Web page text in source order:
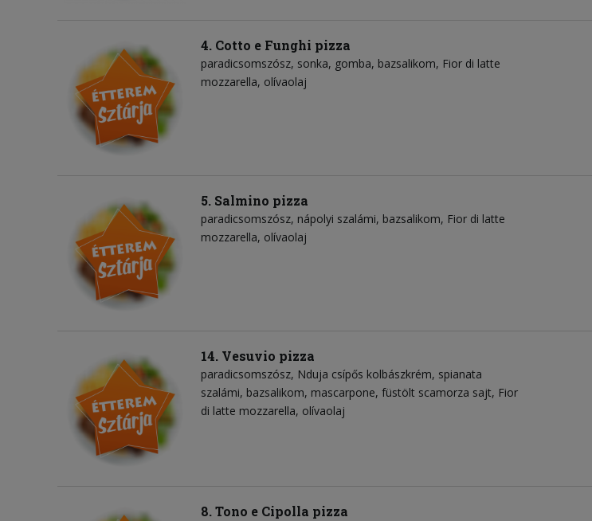
4. Cotto e Funghi pizza
paradicsomszósz sonka gomba bazsalikom Fior di latte
mozzarella olívaolaj
5. Salmino pizza
paradicsomszósz nápolyi szalámi bazsalikom Fior di latte
mozzarella olívaolaj
14. Vesuvio pizza
paradicsomszósz Nduja csípős kolbászkrém spianata
szalámi bazsalikom mascarpone füstölt scamorza sajt Fior
di latte mozzarella olívaolaj
8. Tono e Cipolla pizza